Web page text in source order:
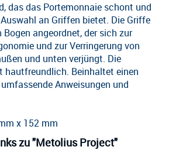
das das Portemonnaie schont und
an Griffen bietet. Die Griffe
angeordnet, der sich zur
und zur Verringerung von
und unten verjüngt. Die
hautfreundlich. Beinhaltet einen
Anweisungen und
x 152 mm
zu "Metolius Project"